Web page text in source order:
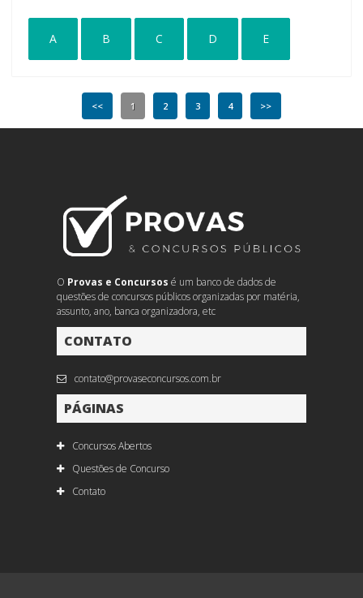
A B C D E
<< 1 2 3 4 >>
O Provas e Concursos é um banco de dados de
questões de concursos públicos organizadas por matéria,
assunto, ano, banca organizadora, etc
CONTATO
contato@provaseconcursos.com.br
PÁGINAS
Concursos Abertos
Questões de Concurso
Contato